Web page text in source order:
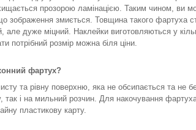
прозорою ламінацією. Таким чином, ви
зображення змиється. Товщина такого фартуха
але дуже міцний. Наклейки виготовляються у
потрібний розмір можна біля ціни.
фартух?
та рівну поверхню, яка не обсипається та не
так і на мильний розчин. Для накочування
пластикову карту.